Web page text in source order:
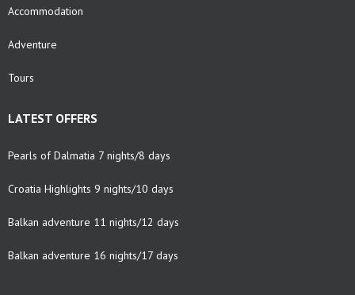
Accommodation
Adventure
Tours
LATEST OFFERS
Pearls of Dalmatia 7 nights/8 days
Croatia Highlights 9 nights/10 days
Balkan adventure 11 nights/12 days
Balkan adventure 16 nights/17 days